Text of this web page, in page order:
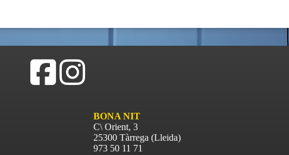
BONA NIT
C\ Orient, 3
25300 Tàrrega (Lleida)
973 50 11 71